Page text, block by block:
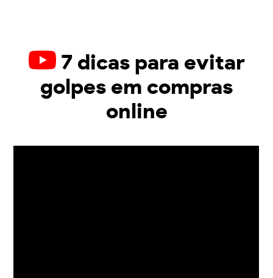
7 dicas para evitar
golpes em compras
online